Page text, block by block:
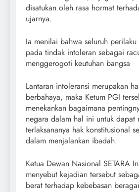
disatukan oleh rasa hormat
ujarnya.
Ia menilai bahwa seluruh
pada tindak intoleran sebagai
menggerogoti keutuhan bangsa
Lantaran intoleransi merupakan
berbahaya, maka Ketum PGI
menekankan bagaimana
negara dalam hal ini untuk dapat
terlaksananya hak konstitusional
dalam menjalankan ibadah.
Ketua Dewan Nasional SETARA
menyebut kejadian tersebut
berat terhadap kebebasan